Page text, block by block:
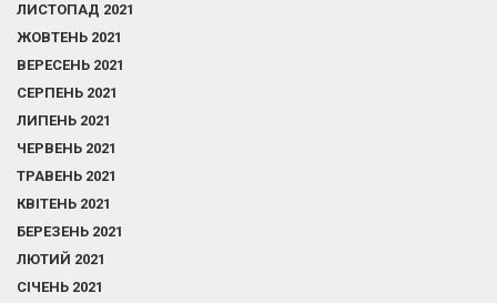
ЛИСТОПАД 2021
ЖОВТЕНЬ 2021
ВЕРЕСЕНЬ 2021
СЕРПЕНЬ 2021
ЛИПЕНЬ 2021
ЧЕРВЕНЬ 2021
ТРАВЕНЬ 2021
КВІТЕНЬ 2021
БЕРЕЗЕНЬ 2021
ЛЮТИЙ 2021
СІЧЕНЬ 2021